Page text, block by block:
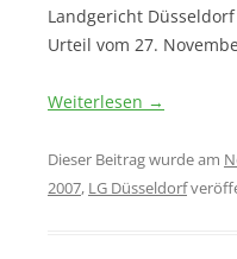
Landgericht Düsseldorf
Urteil vom 27.
Weiterlesen →
Dieser Beitrag wurde am
2007, LG Düsseldorf